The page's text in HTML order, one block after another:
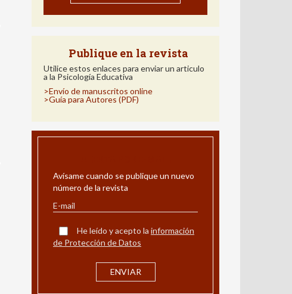
LEER ARTÍCULO
Publique en la revista
Utilice estos enlaces para enviar un articulo
a la Psicología Educativa
>Envío de manuscritos online
>Guía para Autores (PDF)
Avísame cuando se publique un nuevo
número de la revista
He leído y acepto la información
de Protección de Datos